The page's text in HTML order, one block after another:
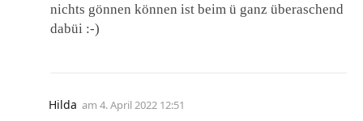
nichts gönnen können ist beim ü ganz überaschend
dabüi :-)
Hilda am 4. April 2022 12:51